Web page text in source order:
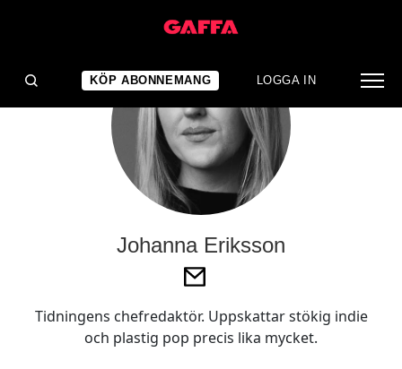
KÖP ABONNEMANG LOGGA IN
Johanna Eriksson
Tidningens chefredaktör. Uppskattar stökig indie
och plastig pop precis lika mycket.